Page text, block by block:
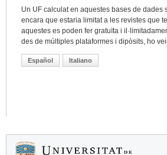
Un UF calculat en aquestes bases de
encara que estaria limitat a les revistes que
aquestes es poden fer gratuïta i
des de múltiples plataformes i dipòsits, ho
Español Italiano